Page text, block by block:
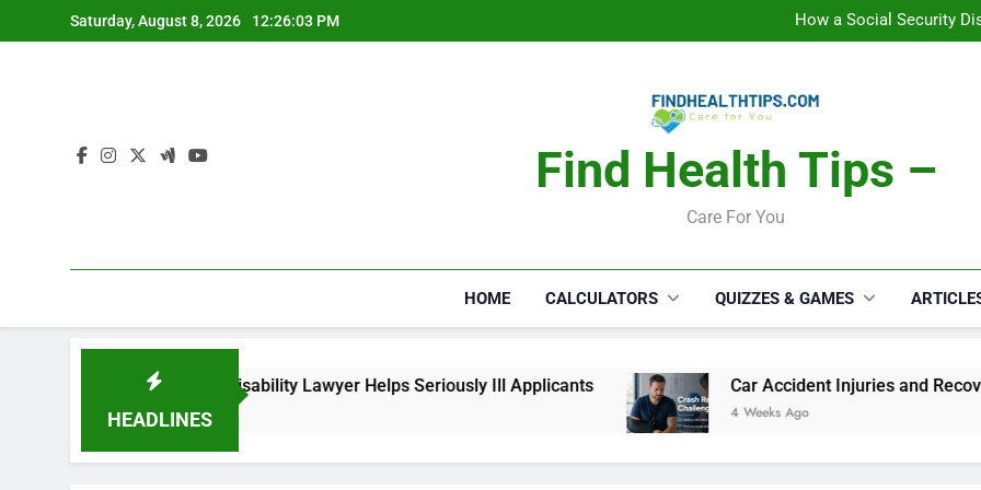
to
Saturday, August 8, 2026 12:26:04 PM
Car Accident Injuries and
Makeup
Car Accident Injuries and
Find Health Tips –
Care For You
HOME CALCULATORS QUIZZES & GAMES
HEADLINES
Social Security Disability Lawyer Helps Seriously Ill Applicants Car Accident Injuries and Recovery
4 Weeks Ago